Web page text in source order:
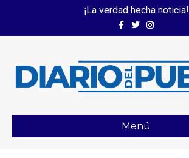
¡La verdad hecha noticia!
FacebookTwitterInstagram
Menú